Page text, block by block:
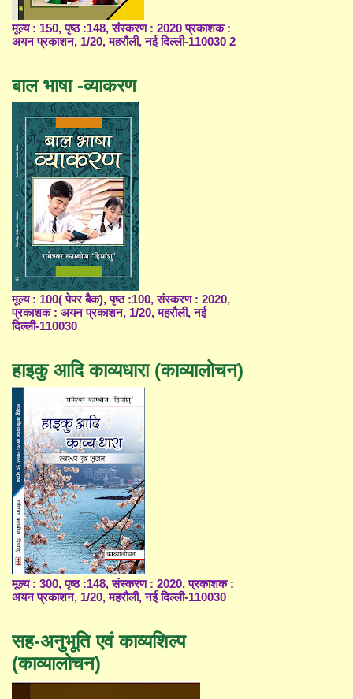
मूल्य : 150, पृष्ठ :148, संस्करण : 2020 प्रकाशक :
अयन प्रकाशन, 1/20, महरौली, नई दिल्ली-110030 2
बाल भाषा -व्याकरण
मूल्य : 100( पेपर बैक), पृष्ठ :100, संस्करण : 2020,
प्रकाशक : अयन प्रकाशन, 1/20, महरौली, नई
दिल्ली-110030
हाइकु आदि काव्यधारा (काव्यालोचन)
मूल्य : 300, पृष्ठ :148, संस्करण : 2020, प्रकाशक :
अयन प्रकाशन, 1/20, महरौली, नई दिल्ली-110030
सह-अनुभूति एवं काव्यशिल्प
(काव्यालोचन)